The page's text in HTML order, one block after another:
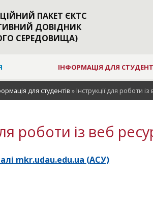
ПАКЕТ ЄКТС
ДОВІДНИК
СЕРЕДОВИЩА)
ІНФОРМАЦІЯ ДЛЯ
для студентів » Інструкції для роботи
роботи із веб
mkr.udau.edu.ua (АСУ)